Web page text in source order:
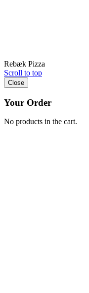
Rebæk Pizza
Scroll to top
Close
Your Order
No products in the cart.